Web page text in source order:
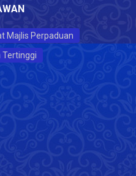
Majlis Perpaduan
Tertinggi